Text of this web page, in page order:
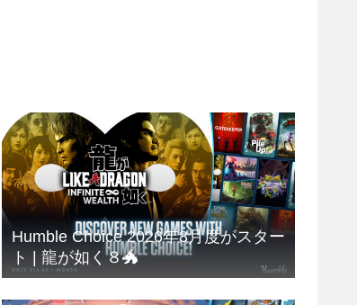
Humble Choice 2026年8月度がスター
ト | 龍が如く８🐲